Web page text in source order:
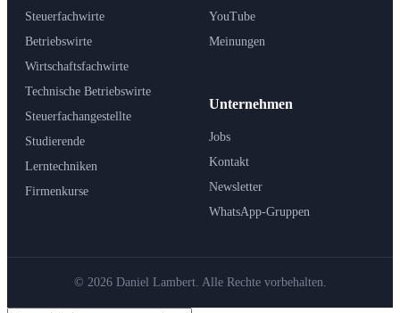
Steuerfachwirte
Betriebswirte
Wirtschaftsfachwirte
Technische Betriebswirte
Steuerfachangestellte
Studierende
Lerntechniken
Firmenkurse
YouTube
Meinungen
Unternehmen
Jobs
Kontakt
Newsletter
WhatsApp-Gruppen
© 2026 Daniel Lambert. Alle Rechte vorbehalten.